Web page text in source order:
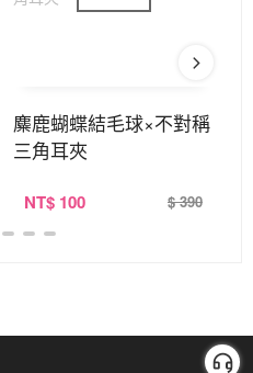
麋鹿蝴蝶結毛球×不對稱
三角耳夾
NT$ 100 $ 390